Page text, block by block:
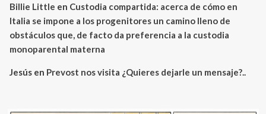
Billie Little en Custodia compartida: acerca de cómo en
Italia se impone a los progenitores un camino lleno de
obstáculos que, de facto da preferencia a la custodia
monoparental materna
Jesúsen Prevost nos visita ¿Quieres dejarle un mensaje?..